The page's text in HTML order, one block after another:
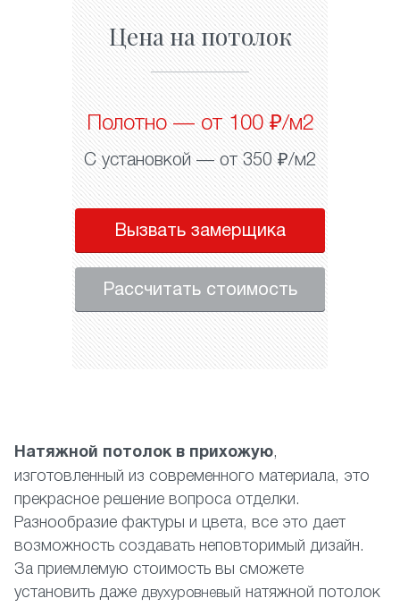
Цена на потолок
Полотно — от 100 ₽/м2
С установкой — от 350 ₽/м2
Вызвать замерщика
Рассчитать стоимость
Натяжной потолок в прихожую,
изготовленный из современного материала, это
прекрасное решение вопроса отделки.
Разнообразие фактуры и цвета, все это дает
возможность создавать неповторимый дизайн.
За приемлемую стоимость вы сможете
установить даже двухуровневый натяжной потолок